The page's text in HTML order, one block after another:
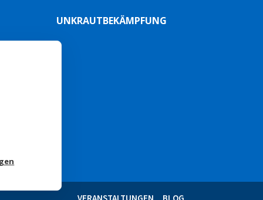
UNKRAUTBEKÄMPFUNG